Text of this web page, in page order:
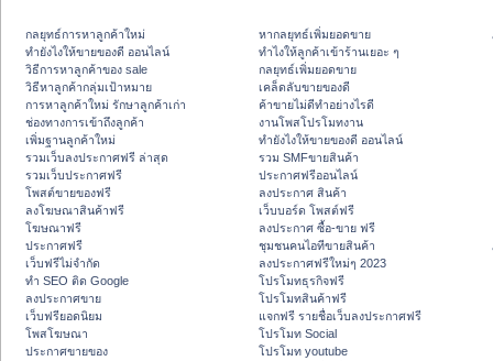
กลยุทธ์การหาลูกค้าใหม่
ทํายังไงให้ขายของดี ออนไลน์
วิธีการหาลูกค้าของ sale
วิธีหาลูกค้ากลุ่มเป้าหมาย
การหาลูกค้าใหม่ รักษาลูกค้าเก่า
ช่องทางการเข้าถึงลูกค้า
เพิ่มฐานลูกค้าใหม่
รวมเว็บลงประกาศฟรี ล่าสุด
รวมเว็บประกาศฟรี
โพสต์ขายของฟรี
ลงโฆษณาสินค้าฟรี
โฆษณาฟรี
ประกาศฟรี
เว็บฟรีไม่จำกัด
ทำ SEO ติด Google
ลงประกาศขาย
เว็บฟรียอดนิยม
โพสโฆษณา
ประกาศขายของ
หากลยุทธ์เพิ่มยอดขาย
ทําไงให้ลูกค้าเข้าร้านเยอะ ๆ
กลยุทธ์เพิ่มยอดขาย
เคล็ดลับขายของดี
ค้าขายไม่ดีทำอย่างไรดี
งานโพสโปรโมทงาน
ทํายังไงให้ขายของดี ออนไลน์
รวม SMFขายสินค้า
ประกาศฟรีออนไลน์
ลงประกาศ สินค้า
เว็บบอร์ด โพสต์ฟรี
ลงประกาศ ซื้อ-ขาย ฟรี
ชุมชนคนไอทีขายสินค้า
ลงประกาศฟรีใหม่ๆ 2023
โปรโมทธุรกิจฟรี
โปรโมทสินค้าฟรี
แจกฟรี รายชื่อเว็บลงประกาศฟรี
โปรโมท Social
โปรโมท youtube